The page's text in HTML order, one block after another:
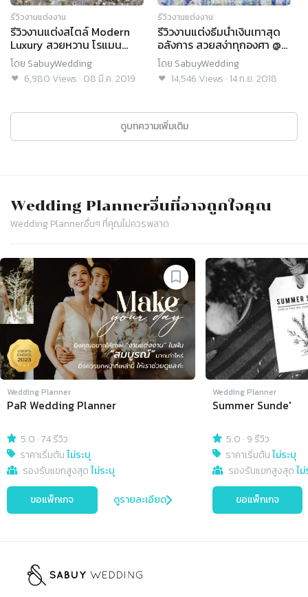
รีวิวงานแต่งงาน
รีวิวงานแต่งสไตล์ Modern
Luxury สวยหวาน โรแมน
ติก@InterContinental
Bangkok
โดย SabuyWedding
6,980 Views · 08 มี.ค. 2019
รีวิวงานแต่งงาน
รีวิวงานแต่งธีมน้ำเงินเทาสุด
อลังการ สวยสง่าทุกองศา @
Central โคราช
โดย SabuyWedding
14,546 Views ·14 ก.ย. 2018
ดูบทความเพิ่มเติม
Wedding Plannerอื่นที่อาจถูกใจคุณ
Wedding Plannerอื่นๆ ที่คุณไม่ควรพลาด
Slide 1 of 4
Wedding Planner
PaR Wedding Planner
5.0 ·74 รีวิว
ราคาเริ่มต้นไม่ระบุ
รองรับแขกสูงสุดไม่ระบุ
ขอแพ็กเกจ ดูรายละเอียด
Wedding Planner
Summer Sunde'
5.0 · 9 รีวิว
ราคาเริ่มต้นไม่ระบุ
รองรับแขกสูงสุดไ
ขอแพ็กเกจ